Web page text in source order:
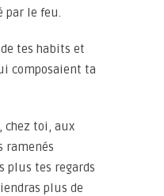
par le feu.
tes habits et
composaient ta
chez toi, aux
ramenés
plus tes regards
plus de